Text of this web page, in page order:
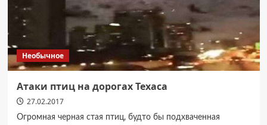
Необычное
Атаки птиц на дорогах Техаса
27.02.2017
Огромная черная стая птиц, будто бы подхваченная